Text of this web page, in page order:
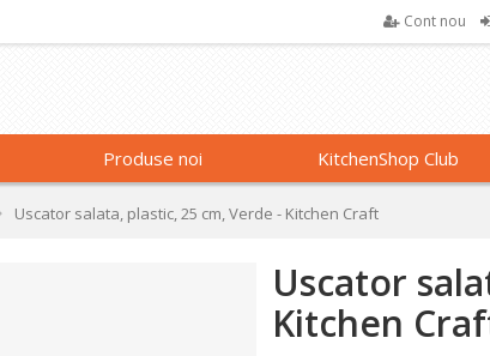
Cont nou
Produse noi KitchenShop Club
Uscator salata, plastic, 25 cm, Verde - Kitchen Craft
Uscator
Kitchen